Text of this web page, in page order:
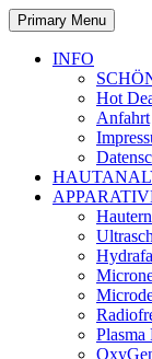
Primary Menu
INFO
Hot
Anfahrt
Plasma